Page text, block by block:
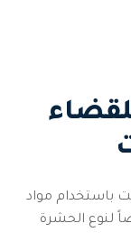
باستخدام مواد
لنوع الحشرة